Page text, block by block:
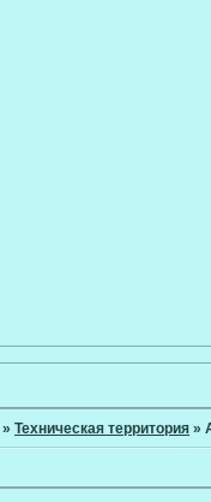
»Техническая территория »